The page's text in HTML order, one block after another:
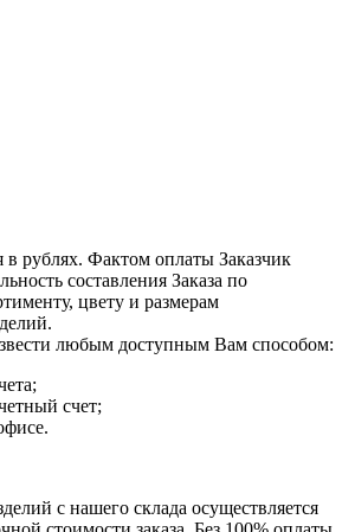
в рублях. Фактом оплаты Заказчик
составления Заказа по
цвету и размерам
любым доступным Вам способом:
счет;
с нашего склада осуществляется